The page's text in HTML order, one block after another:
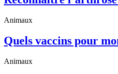
Animaux
Quels vaccins pour
Animaux